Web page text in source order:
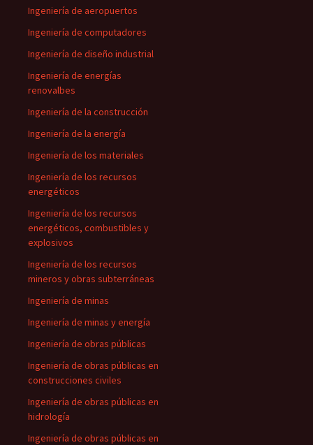
Ingeniería de aeropuertos
Ingeniería de computadores
Ingeniería de diseño industrial
Ingeniería de energías
renovalbes
Ingeniería de la construcción
Ingeniería de la energía
Ingeniería de los materiales
Ingeniería de los recursos
energéticos
Ingeniería de los recursos
energéticos, combustibles y
explosivos
Ingeniería de los recursos
mineros y obras subterráneas
Ingeniería de minas
Ingeniería de minas y energía
Ingeniería de obras públicas
Ingeniería de obras públicas en
construcciones civiles
Ingeniería de obras públicas en
hidrología
Ingeniería de obras públicas en